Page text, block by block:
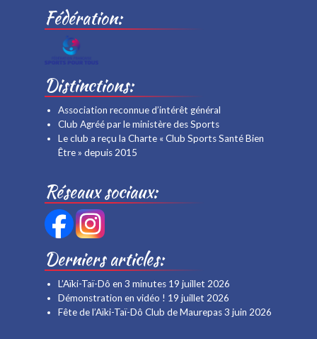
Fédération:
Distinctions:
Association reconnue d’intérêt général
Club Agréé par le ministère des Sports
Le club a reçu la Charte « Club Sports Santé Bien
Être » depuis 2015
Réseaux sociaux:
Derniers articles:
L’Aïki-Taï-Dô en 3 minutes 19 juillet 2026
Démonstration en vidéo ! 19 juillet 2026
Fête de l’Aïki-Taï-Dô Club de Maurepas3 juin 2026